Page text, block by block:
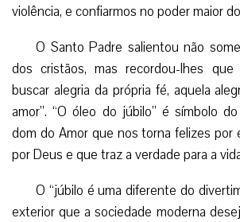
violência, e confiarmos no poder maior
O Santo Padre salientou não
dos cristãos, mas recordou-lhes
buscar alegria da própria fé, aquela
amor”. “O óleo do júbilo” é símbolo
dom do Amor que nos torna felizes por
por Deus e que traz a verdade para a
O “júbilo é uma diferente do
exterior que a sociedade moderna